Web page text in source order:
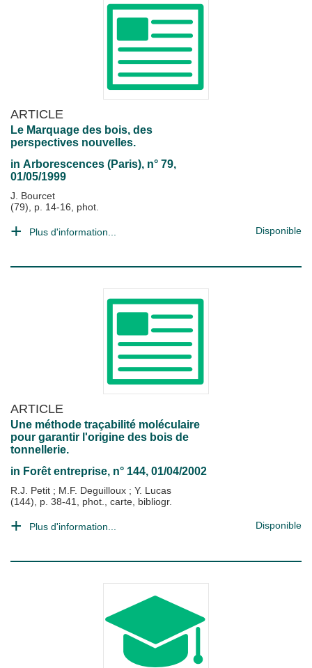
ARTICLE
Le Marquage des bois, des
perspectives nouvelles.
in Arborescences (Paris), n° 79,
01/05/1999
J. Bourcet
(79), p. 14-16, phot.
Plus d'information... Disponible
ARTICLE
Une méthode traçabilité moléculaire
pour garantir l'origine des bois de
tonnellerie.
in Forêt entreprise, n° 144, 01/04/2002
R.J. Petit ; M.F. Deguilloux ; Y. Lucas
(144), p. 38-41, phot., carte, bibliogr.
Plus d'information... Disponible